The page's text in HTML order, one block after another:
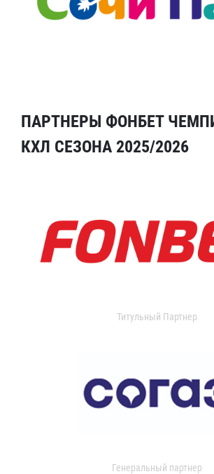
ПАРТНЕРЫ ФОНБЕТ
КХЛ СЕЗОНА 2025/2026
Титульный Партнер
Генеральный партнер